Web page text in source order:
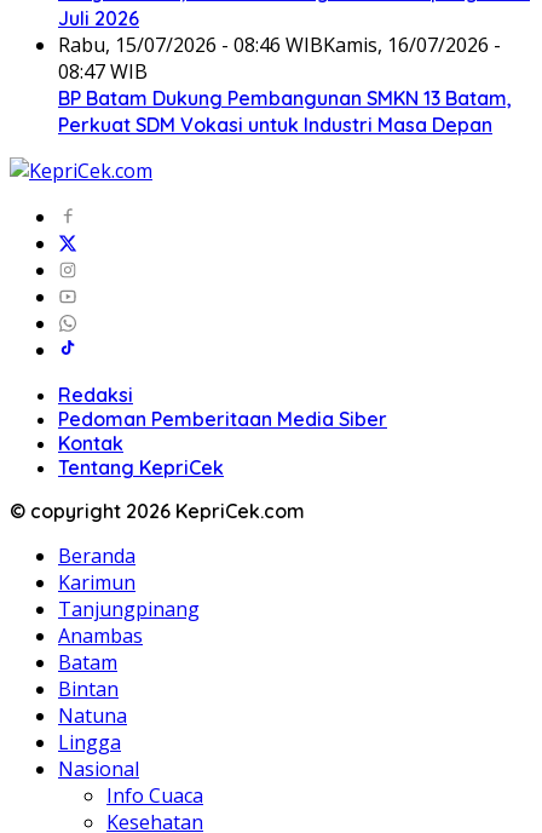
Juli 2026
Rabu, 15/07/2026 - 08:46 WIBKamis, 16/07/2026 -
08:47 WIB
BP Batam Dukung Pembangunan SMKN 13 Batam,
Perkuat SDM Vokasi untuk Industri Masa Depan
Redaksi
Pedoman Pemberitaan Media Siber
Kontak
Tentang KepriCek
© copyright 2026 KepriCek.com
Beranda
Karimun
Tanjungpinang
Anambas
Batam
Bintan
Natuna
Lingga
Nasional
Info Cuaca
Kesehatan